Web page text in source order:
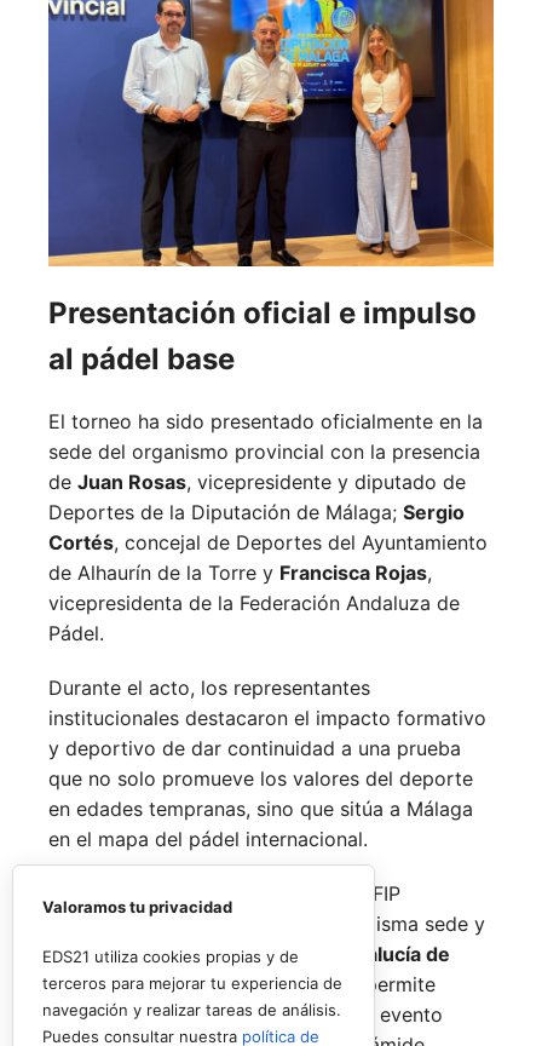
Presentación oficial e impulso
al pádel base
El torneo ha sido presentado oficialmente en la
sede del organismo provincial con la presencia
de Juan Rosas, vicepresidente y diputado de
Deportes de la Diputación de Málaga; Sergio
Cortés, concejal de Deportes del Ayuntamiento
de Alhaurín de la Torre y Francisca Rojas,
vicepresidenta de la Federación Andaluza de
Pádel.
Durante el acto, los representantes
institucionales destacaron el impacto formativo
y deportivo de dar continuidad a una prueba
que no solo promueve los valores del deporte
en edades tempranas, sino que sitúa a Málaga
en el mapa del pádel internacional.
De forma paralela al desarrollo del FIP
Promises, la FAP organizará en la misma sede y
fechas losInternacionales de Andalucía de
Menores 2026. Esta cita paralela permite
incorporar la categoríabenjamín
al evento
Valoramos tu privacidad
EDS21 utiliza cookies propias y de
terceros para mejorar tu experiencia de
navegación y realizar tareas de análisis.
Puedes consultar nuestra política de